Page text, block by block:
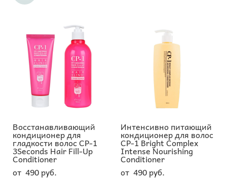
Восстанавливающий
кондиционер для
гладкости волос CP-1
3Seconds Hair Fill-Up
Conditioner
от 490 pуб.
Интенсивно питающий
кондиционер для волос
CP-1 Bright Complex
Intense Nourishing
Conditioner
от 490 pуб.